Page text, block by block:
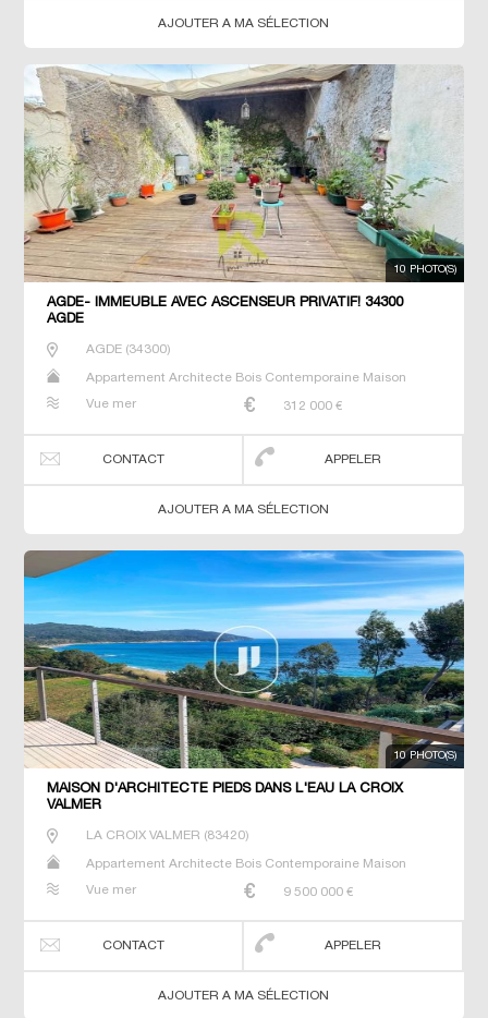
AJOUTER A MA SÉLECTION
10 PHOTO(S)
AGDE- IMMEUBLE AVEC ASCENSEUR PRIVATIF! 34300
AGDE
AGDE(34300)
Appartement Architecte Bois Contemporaine Maison
Vue mer
312 000 €
CONTACT APPELER
AJOUTER A MA SÉLECTION
10 PHOTO(S)
MAISON D'ARCHITECTE PIEDS DANS L'EAU LA CROIX
VALMER
LA CROIX VALMER (83420)
Appartement Architecte Bois Contemporaine Maison
Vue mer
9 500 000 €
CONTACT APPELER
AJOUTER A MA SÉLECTION